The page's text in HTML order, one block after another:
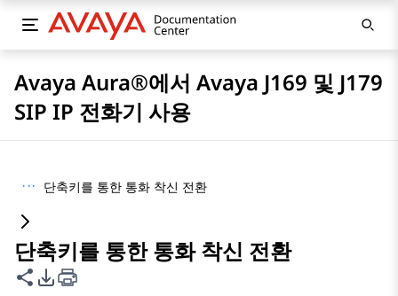
Avaya Aura®에서 Avaya J169 및 J179
SIP IP 전화기 사용
··· 단축키를 통한 통화 착신 전환
단축키를 통한 통화 착신 전환
이 페이지 공유
PDF 내보내기 옵션